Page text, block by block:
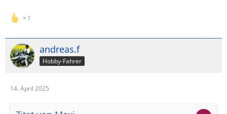
1
andreas.f
Hobby-Fahrer
14. April 2025